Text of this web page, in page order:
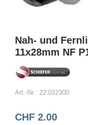
Nah- und
11x28mm NF
Art.-Nr.: 22.022300
CHF2.00